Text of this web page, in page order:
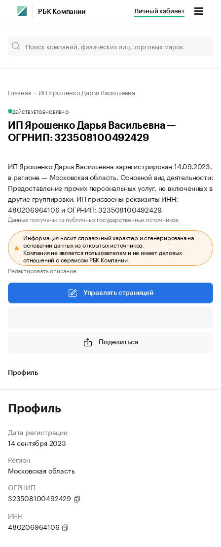
РБК Компании Личный кабинет
Главная ИП Ярошенко Дарья Васильевна
ДЕЙСТВУЕТОБНОВЛЕНО
ИП Ярошенко Дарья Васильевна —
ОГРНИП: 323508100492429
ИП Ярошенко Дарья Васильевна зарегистрирован 14.09.2023,
в регионе — Московская область. Основной вид деятельности:
Предоставление прочих персональных услуг, не включенных в
другие группировки. ИП присвоены реквизиты ИНН:
480206964106 и ОГРНИП: 323508100492429.
Данные получены из публичных государственных источников.
Информация носит справочный характер и сгенерирована на
основании данных из открытых источников.
Компания не является пользователем и не имеет деловых
отношений с сервисом РБК Компании.
Редактировать описание
Управлять страницей
Поделиться
Профиль
Профиль
Дата регистрации
14 сентября 2023
Регион
Московская область
ОГРНИП
323508100492429
ИНН
480206964106